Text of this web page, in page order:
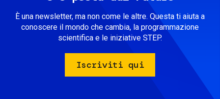
È una newsletter, ma non come le altre. Questa ti aiuta a
conoscere il mondo che cambia, la programmazione
scientifica e le iniziative STEP.
Iscriviti qui